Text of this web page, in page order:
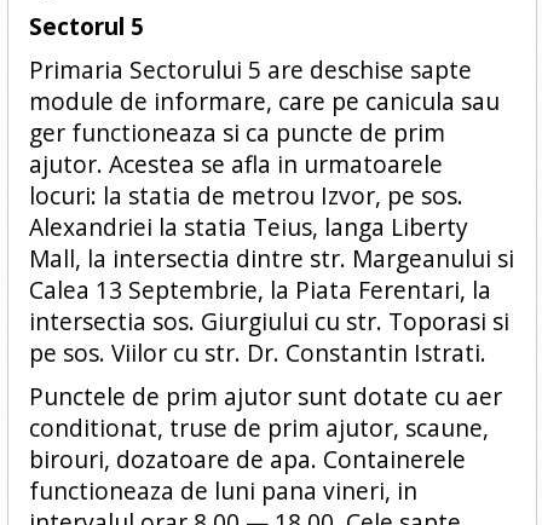
Sectorul 5
Primaria Sectorului 5 are deschise sapte
module de informare, care pe canicula sau
ger functioneaza si ca puncte de prim
ajutor. Acestea se afla in urmatoarele
locuri: la statia de metrou Izvor, pe sos.
Alexandriei la statia Teius, langa Liberty
Mall, la intersectia dintre str. Margeanului si
Calea 13 Septembrie, la Piata Ferentari, la
intersectia sos. Giurgiului cu str. Toporasi si
pe sos. Viilor cu str. Dr. Constantin Istrati.
Punctele de prim ajutor sunt dotate cu aer
conditionat, truse de prim ajutor, scaune,
birouri, dozatoare de apa. Containerele
functioneaza de luni pana vineri, in